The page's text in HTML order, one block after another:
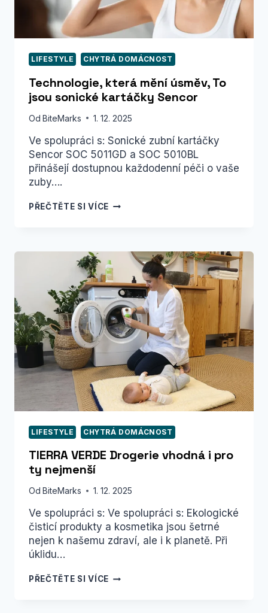
LIFESTYLE CHYTRÁ DOMÁCNOST
Technologie, která mění úsměv, To
jsou sonické kartáčky Sencor
Od BiteMarks 1. 12. 2025
Ve spolupráci s: Sonické zubní kartáčky
Sencor SOC 5011GD a SOC 5010BL
přinášejí dostupnou každodenní péči o vaše
zuby….
PŘEČTĚTE SI VÍCETECHNOLOGIE,
TO
JSOU
SONICKÉ
KARTÁČKY
SENCOR
LIFESTYLE CHYTRÁ DOMÁCNOST
TIERRA VERDE Drogerie vhodná i pro
ty nejmenší
Od BiteMarks 1. 12. 2025
Ve spolupráci s: Ve spolupráci s: Ekologické
čisticí produkty a kosmetika jsou šetrné
nejen k našemu zdraví, ale i k planetě. Při
úklidu…
PŘEČTĚTE SI VÍCETIERRA